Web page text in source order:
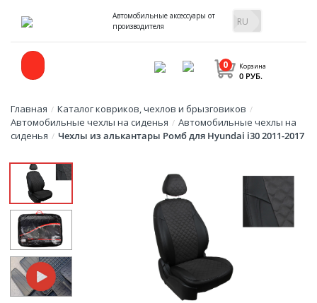
Автомобильные аксессуары от
производителя
Корзина
0
0 РУБ.
Главная / Каталог ковриков, чехлов и брызговиков /
Автомобильные чехлы на сиденья / Автомобильные чехлы на
сиденья / Чехлы из алькантары Ромб для Hyundai i30 2011-2017